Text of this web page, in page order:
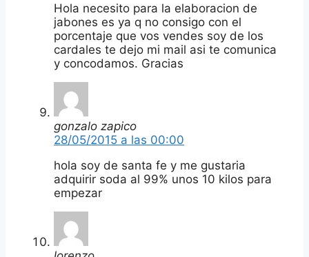
Hola necesito para la elaboracion de
jabones es ya q no consigo con el
porcentaje que vos vendes soy de los
cardales te dejo mi mail asi te comunica
y concodamos. Gracias
gonzalo zapico
28/05/2015 a las 00:00
hola soy de santa fe y me gustaria
adquirir soda al 99% unos 10 kilos para
empezar